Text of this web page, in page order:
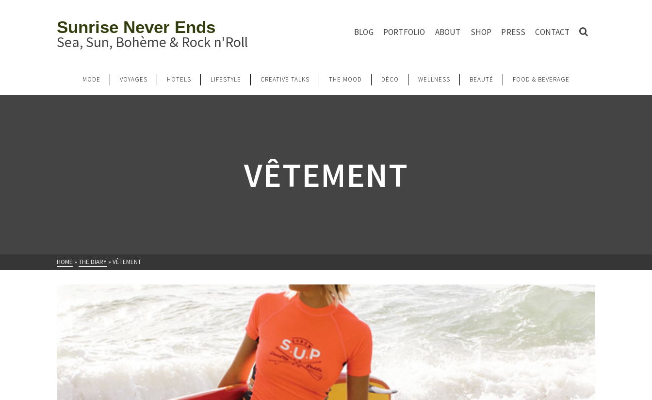
Sunrise Never Ends
Sea, Sun, Bohème & Rock n'Roll
BLOG PORTFOLIO ABOUT SHOP PRESS CONTACT
MODE VOYAGES HOTELS LIFESTYLE CREATIVE TALKS THE MOOD DÉCO WELLNESS BEAUTÉ FOOD & BEVERAGE
VÊTEMENT
HOME » THE DIARY » VÊTEMENT